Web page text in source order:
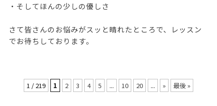
・そしてほんの少しの優しさ
さて皆さんのお悩みがスッと晴れたところで、レッスン
でお待ちしております。
1 / 219 1 2 3 4 5 ... 10 20 ... » 最後 »